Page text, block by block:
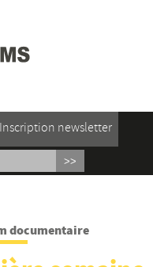
Inscription newsletter
documentaire